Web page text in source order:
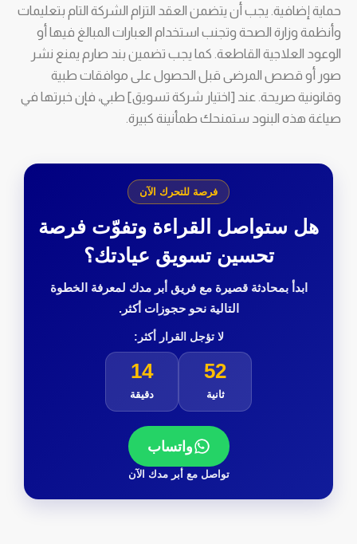
حماية إضافية. يجب أن يتضمن العقد التزام الشركة التام بتعليمات
وأنظمة وزارة الصحة وتجنب استخدام العبارات المبالغ فيها أو
الوعود العلاجية القاطعة. كما يجب تضمين بند صارم يمنع نشر
صور أو قصص المرضى قبل الحصول على موافقات طبية
وقانونية صريحة. عند [اختيار شركة تسويق] طبي، فإن خبرتها في
صياغة هذه البنود ستمنحك طمأنينة كبيرة.
فرصة للتحرك الآن
هل ستواصل القراءة وتفوّت فرصة
تحسين تسويق عيادتك؟
ابدأ بمحادثة قصيرة مع فريق أبر مدك لمعرفة الخطوة
التالية نحو حجوزات أكثر.
لا تؤجل القرار أكثر:
14
دقيقة
50
ثانية
واتساب
تواصل مع أبر مدك الآن